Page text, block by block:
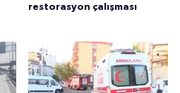
restorasyon çalışması